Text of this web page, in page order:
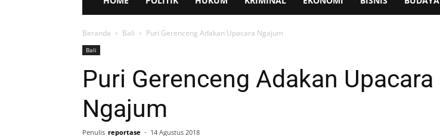
Beranda Bali Puri Gerenceng Adakan Upacara Ngajum
Bali
Puri Gerenceng Adakan Upacara
Ngajum
Penulis reportase - 14 Agustus 2018